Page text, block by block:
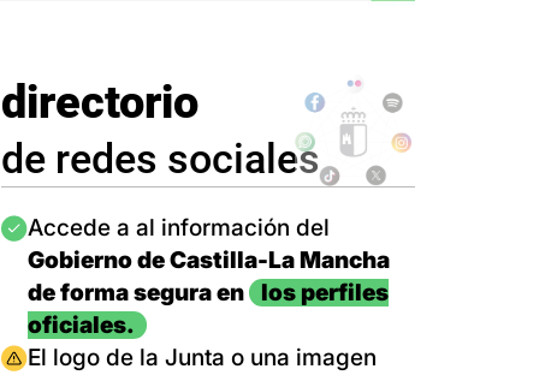
directorio
de redes sociales
Imagen
Accede a al información del
Gobierno de Castilla-La Mancha
de forma segura en
los perfiles
oficiales.
Imagen
El logo de la Junta o una imagen